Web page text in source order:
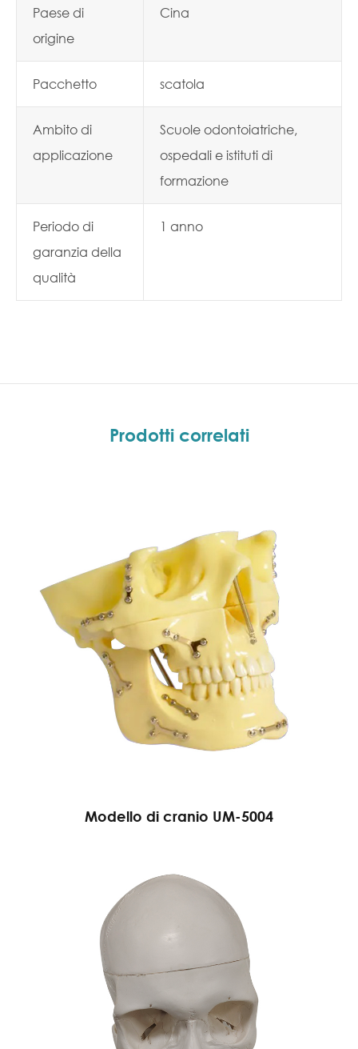
Paese di
origine
Cina
Pacchetto scatola
Ambito di
applicazione
Scuole odontoiatriche,
ospedali e istituti di
formazione
Periodo di
garanzia della
qualità
1 anno
Prodotti correlati
Modello di cranio UM-5004